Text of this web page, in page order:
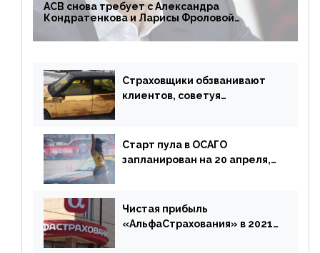
АСВ снова требует с Александра
Кондратенкова и Ларисы Фроловой
возмещения убытков на 1,5 млрд р.
Страховщики обзванивают
клиентов, советуя
Старт пула в ОСАГО
запланирован на 20 апреля,
дублировать [дополнено]
Чистая прибыль
«АльфаСтрахования» в 2021